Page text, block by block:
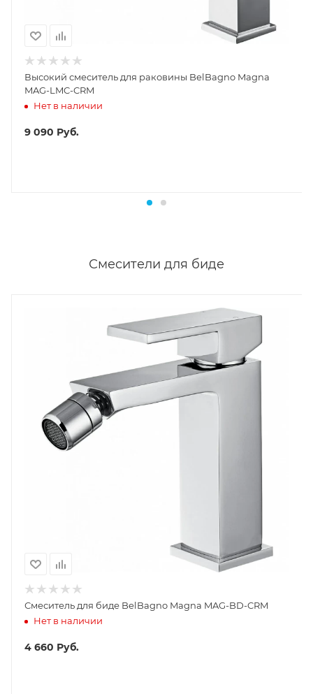
Высокий смеситель для раковины BelBagno Magna
MAG-LMC-CRM
Нет в наличии
9 090 Руб.
Смесители для биде
Смеситель для биде BelBagno Magna MAG-BD-CRM
Нет в наличии
4 660 Руб.